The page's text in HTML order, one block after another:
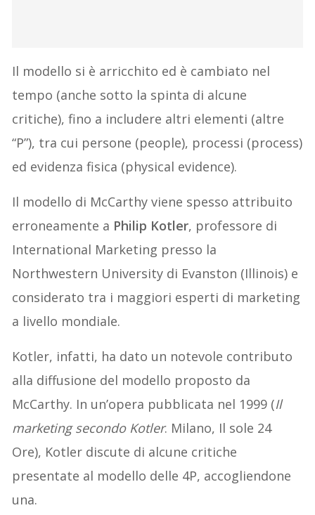
Il modello si è arricchito ed è cambiato nel
tempo (anche sotto la spinta di alcune
critiche), fino a includere altri elementi (altre
“P”), tra cui persone (people), processi (process)
ed evidenza fisica (physical evidence).
Il modello di McCarthy viene spesso attribuito
erroneamente a Philip Kotler, professore di
International Marketing presso la
Northwestern University di Evanston (Illinois) e
considerato tra i maggiori esperti di marketing
a livello mondiale.
Kotler, infatti, ha dato un notevole contributo
alla diffusione del modello proposto da
McCarthy. In un’opera pubblicata nel 1999 (Il
marketing secondo Kotler. Milano, Il sole 24
Ore), Kotler discute di alcune critiche
presentate al modello delle 4P, accogliendone
una.